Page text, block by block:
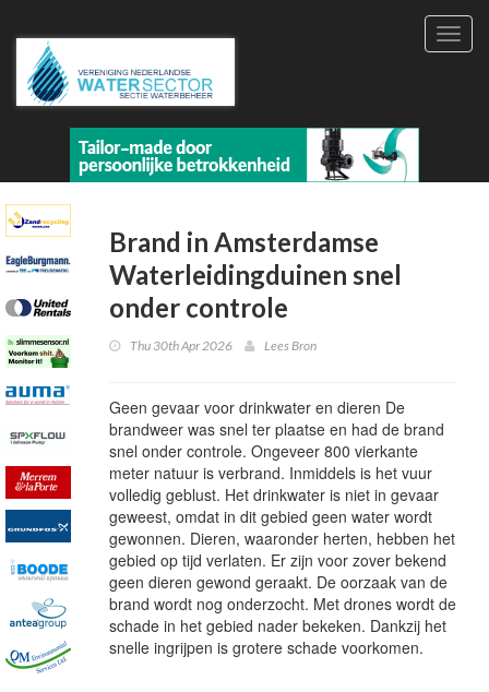
Brand in Amsterdamse
Waterleidingduinen snel
onder controle
Thu 30th Apr 2026 Lees Bron
Geen gevaar voor drinkwater en dieren De
brandweer was snel ter plaatse en had de brand
snel onder controle. Ongeveer 800 vierkante
meter natuur is verbrand. Inmiddels is het vuur
volledig geblust. Het drinkwater is niet in gevaar
geweest, omdat in dit gebied geen water wordt
gewonnen. Dieren, waaronder herten, hebben het
gebied op tijd verlaten. Er zijn voor zover bekend
geen dieren gewond geraakt. De oorzaak van de
brand wordt nog onderzocht. Met drones wordt de
schade in het gebied nader bekeken. Dankzij het
snelle ingrijpen is grotere schade voorkomen.